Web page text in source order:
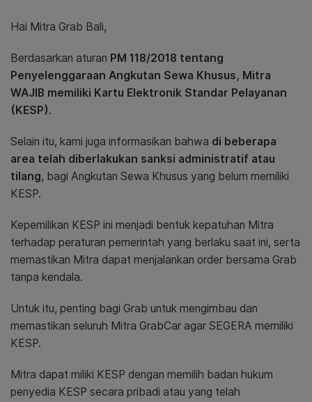
Hai Mitra Grab Bali,
Berdasarkan aturan PM 118/2018 tentang
Penyelenggaraan Angkutan Sewa Khusus, Mitra
WAJIB memiliki Kartu Elektronik Standar Pelayanan
(KESP).
Selain itu, kami juga informasikan bahwa di beberapa
area telah diberlakukan sanksi administratif atau
tilang, bagi Angkutan Sewa Khusus yang belum memiliki
KESP.
Kepemilikan KESP ini menjadi bentuk kepatuhan Mitra
terhadap peraturan pemerintah yang berlaku saat ini, serta
memastikan Mitra dapat menjalankan order bersama Grab
tanpa kendala.
Untuk itu, penting bagi Grab untuk mengimbau dan
memastikan seluruh Mitra GrabCar agar SEGERA memiliki
KESP.
Mitra dapat miliki KESP dengan memilih badan hukum
penyedia KESP secara pribadi atau yang telah